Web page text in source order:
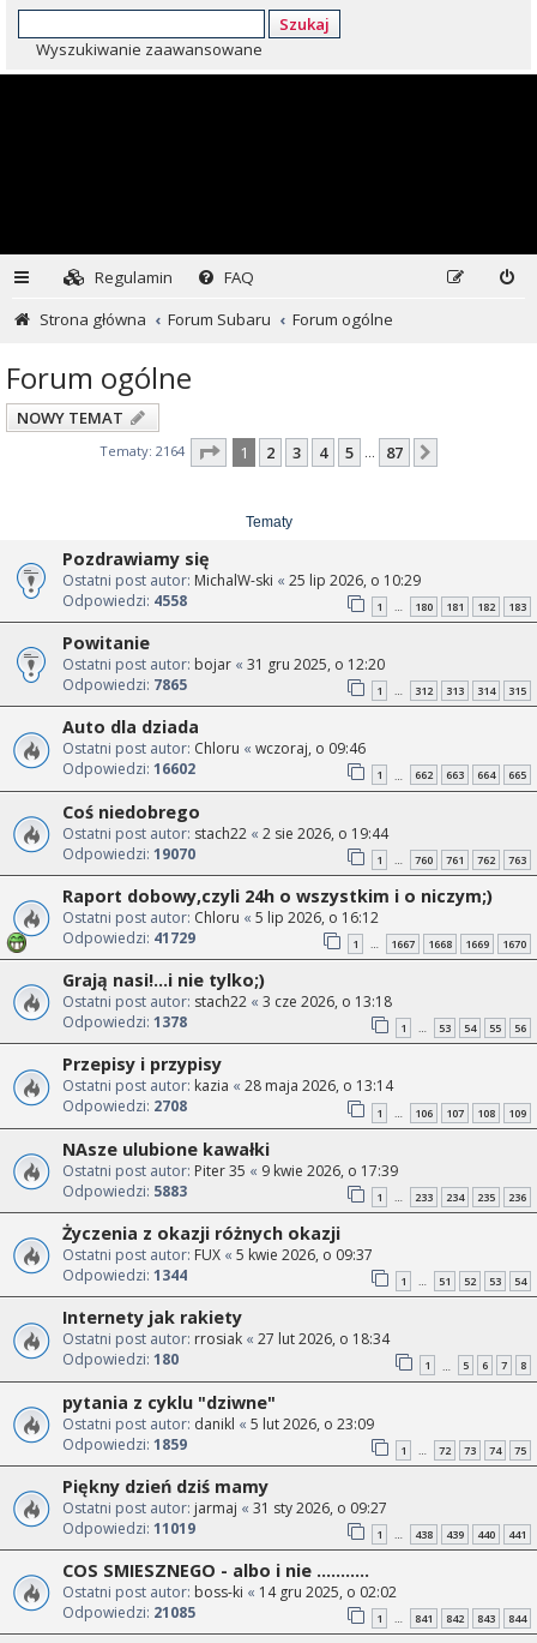
Szukaj
Wyszukiwanie zaawansowane
Regulamin
FAQ
Strona główna
Forum Subaru Forum ogólne
Forum ogólne
NOWY TEMAT
Tematy: 2164 Strona z87
1 2 3 4 5 … 87
Tematy
Pozdrawiamy się
Ostatni post autor: MichalW-ski « 25 lip 2026, o 10:29
Odpowiedzi: 4558 1 … 180 181 182 183
Powitanie
Ostatni post autor: bojar « 31 gru 2025, o 12:20
Odpowiedzi: 7865 1 … 312 313 314 315
Auto dla dziada
Ostatni post autor: Chloru « wczoraj, o 09:46
Odpowiedzi: 16602 1 … 662 663 664 665
Coś niedobrego
Ostatni post autor: stach22 « 2 sie 2026, o 19:44
Odpowiedzi: 19070 1 … 760 761 762 763
Raport dobowy,czyli 24h o wszystkim i o niczym;)
Ostatni post autor: Chloru « 5 lip 2026, o 16:12
Odpowiedzi: 41729 1 … 1667 1668 1669 1670
Grają nasi!...i nie tylko;)
Ostatni post autor: stach22 « 3 cze 2026, o 13:18
Odpowiedzi: 1378 1 … 53 54 55 56
Przepisy i przypisy
Ostatni post autor: kazia « 28 maja 2026, o 13:14
Odpowiedzi: 2708 1 … 106 107 108 109
NAsze ulubione kawałki
Ostatni post autor: Piter 35 « 9 kwie 2026, o 17:39
Odpowiedzi: 5883 1 … 233 234 235 236
Życzenia z okazji różnych okazji
Ostatni post autor: FUX « 5 kwie 2026, o 09:37
Odpowiedzi: 1344 1 … 51 52 53 54
Internety jak rakiety
Ostatni post autor: rrosiak « 27 lut 2026, o 18:34
Odpowiedzi: 180 1 … 5 6 7 8
pytania z cyklu "dziwne"
Ostatni post autor: danikl « 5 lut 2026, o 23:09
Odpowiedzi: 1859 1 … 72 73 74 75
Piękny dzień dziś mamy
Ostatni post autor: jarmaj « 31 sty 2026, o 09:27
Odpowiedzi: 11019 1 … 438 439 440 441
COS SMIESZNEGO - albo i nie ...........
Ostatni post autor: boss-ki « 14 gru 2025, o 02:02
Odpowiedzi: 21085 1 … 841 842 843 844